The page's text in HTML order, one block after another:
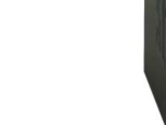
IP, WLAN &
IoT - Internet of
IPC, Industrielle
Industrielle
Industrielle
Contemporary